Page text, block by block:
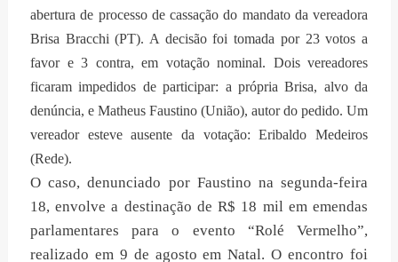
abertura de processo de cassação do mandato da vereadora
Brisa Bracchi (PT). A decisão foi tomada por 23 votos a
favor e 3 contra, em votação nominal. Dois vereadores
ficaram impedidos de participar: a própria Brisa, alvo da
denúncia, e Matheus Faustino (União), autor do pedido. Um
vereador esteve ausente da votação: Eribaldo Medeiros
(Rede).
O caso, denunciado por Faustino na segunda-feira
18, envolve a destinação de R$ 18 mil em emendas
parlamentares para o evento “Rolé Vermelho”,
realizado em 9 de agosto em Natal. O encontro foi